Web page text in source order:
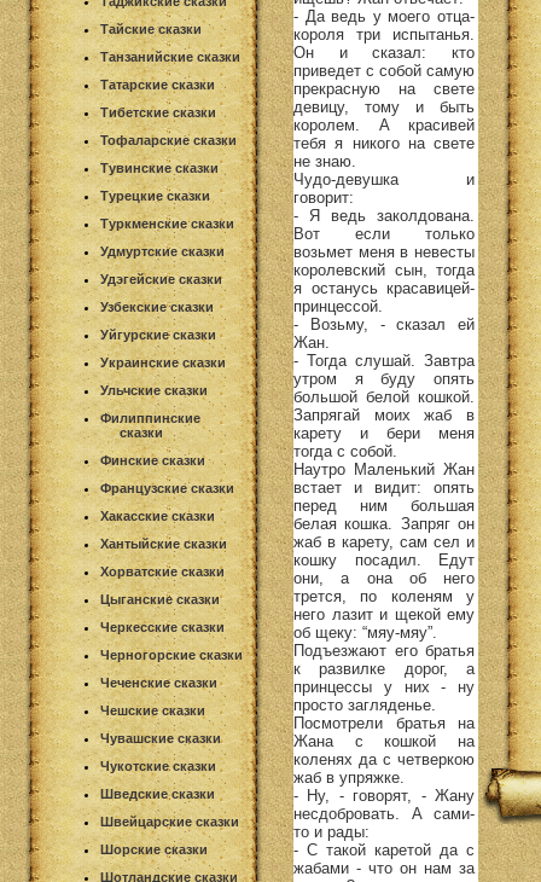
Тайские сказки
Танзанийские сказки
Татарские сказки
Тибетские сказки
Тофаларские сказки
Тувинские сказки
Турецкие сказки
Туркменские сказки
Удмуртские сказки
Удэгейские сказки
Узбекские сказки
Уйгурские сказки
Украинские сказки
Ульчские сказки
Филиппинские
сказки
Финские сказки
Французские сказки
Хакасские сказки
Хантыйские сказки
Хорватские сказки
Цыганские сказки
Черкесские сказки
Черногорские сказки
Чеченские сказки
Чешские сказки
Чувашские сказки
Чукотские сказки
Шведские сказки
Швейцарские сказки
Шорские сказки
Шотландские сказки
- Да ведь у моего отца-
короля три испытанья.
Он и сказал: кто
приведет с собой самую
прекрасную на свете
девицу, тому и быть
королем. А красивей
тебя я никого на свете
не знаю.
Чудо-девушка и
говорит:
- Я ведь заколдована.
Вот если только
возьмет меня в невесты
королевский сын, тогда
я останусь красавицей-
принцессой.
- Возьму, - сказал ей
Жан.
- Тогда слушай. Завтра
утром я буду опять
большой белой кошкой.
Запрягай моих жаб в
карету и бери меня
тогда с собой.
Наутро Маленький Жан
встает и видит: опять
перед ним большая
белая кошка. Запряг он
жаб в карету, сам сел и
кошку посадил. Едут
они, а она об него
трется, по коленям у
него лазит и щекой ему
об щеку: “мяу-мяу”.
Подъезжают его братья
к развилке дорог, а
принцессы у них - ну
просто загляденье.
Посмотрели братья на
Жана с кошкой на
коленях да с четверкою
жаб в упряжке.
- Ну, - говорят, - Жану
несдобровать. А сами-
то и рады:
- С такой каретой да с
жабами - что он нам за